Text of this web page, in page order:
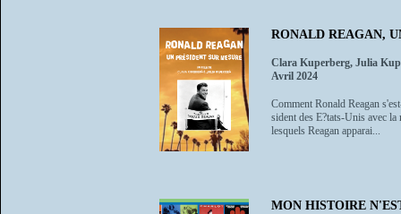
RONALD REAGAN,
Clara Kuperberg, Julia
Avril 2024
Comment Ronald Reagan
sident des E?tats-Unis avec
lesquels Reagan apparai...
MON HISTOIRE